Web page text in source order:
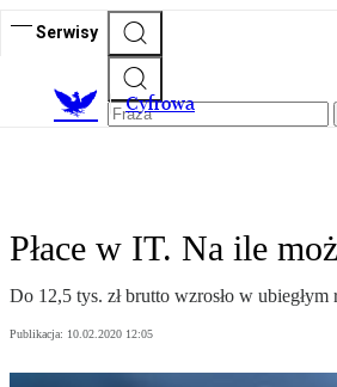
Serwisy
Cyfrowa
Płace w IT. Na ile
Do 12,5 tys. zł brutto wzrosło w
Publikacja: 10.02.2020 12:05